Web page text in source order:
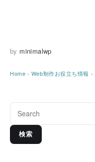
by minimalwp
Home › Web制作お役立ち情報 ›
検索